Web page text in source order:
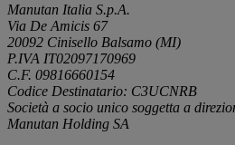
Manutan Italia S.p.A.
Via De Amicis 67
20092 Cinisello Balsamo (MI)
P.IVA IT02097170969
C.F. 09816660154
Codice Destinatario: C3UCNRB
Società a socio unico soggetta a
Manutan Holding SA